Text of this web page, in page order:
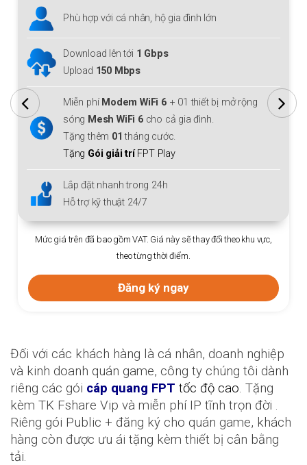
Phù hợp với cá nhân, hộ gia đình lớn
Download/Upload lên tới
Miễn phí Modem WiFi 6+ 01 thiết bị mở rộng
sóng
Mesh WiFi 6
cho cả gia đình.
Tặng thêm01
tháng cước.
Tặng
Gói giải tríFPT Play
Lắp đặt nhanh trong 24h
Hỗ trợ kỹ thuật 24/7
Mức giá trên đã bao gồm VAT. Giá này sẽ thay đổi theo khu vực,
theo từng thời điểm.
Đăng ký ngay
Đối với các khách hàng là cá nhân, doanh nghiệp
và kinh doanh quán game, công ty chúng tôi dành
riêng các gói cáp quang FPT tốc độ cao. Tặng
kèm TK Fshare Vip và miễn phí IP tĩnh trọn đời .
Riêng gói Public + đăng ký cho quán game, khách
hàng còn được ưu ái tặng kèm thiết bị cân bằng
tải.